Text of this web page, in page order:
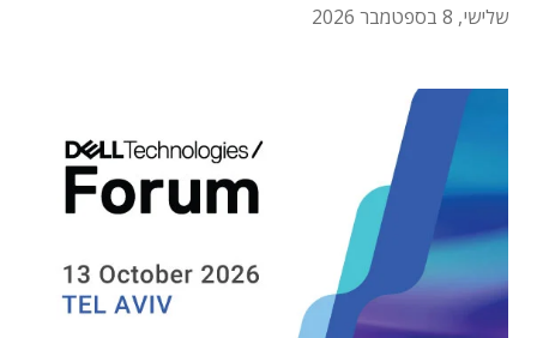
שלישי, 8 בספטמבר 2026